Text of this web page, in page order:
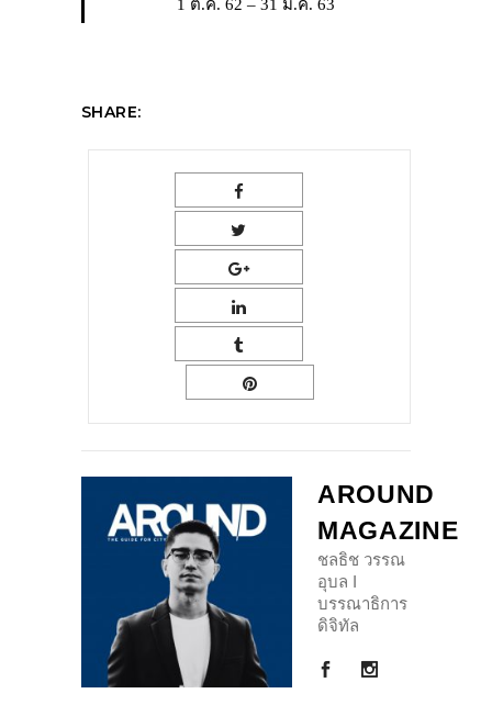
1 ต.ค. 62 – 31 มี.ค. 63
SHARE:
AROUND
MAGAZINE
ชลธิช วรรณ
อุบล I
บรรณาธิการ
ดิจิทัล